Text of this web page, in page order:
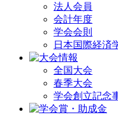
法人会員
会計年度
学会会則
日本国際経済
全国大会
春季大会
学会創立記念